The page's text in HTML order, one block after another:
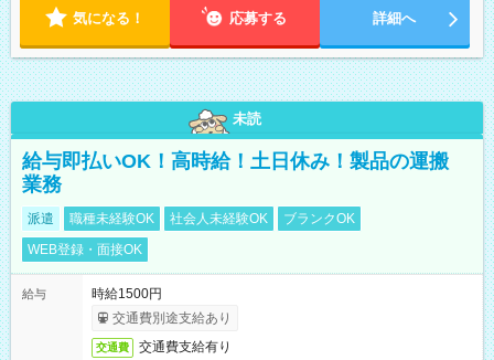
気になる！ 応募する 詳細へ
未読
給与即払いOK！高時給！土日休み！製品の運搬
業務
派遣 職種未経験OK 社会人未経験OK
ブランクOK
WEB登録・面接OK
給与
時給1500円
交通費別途支給あり
交通費 交通費支給有り